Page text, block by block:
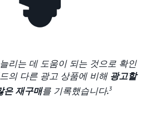
리는 데 도움이 되는 것으로 확인
의 다른 광고 상품에 비해 광고할
은 재구매를 기록했습니다.3